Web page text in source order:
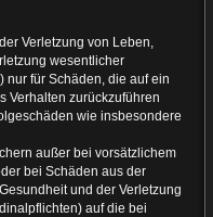
Verletzung von Leben,
wesentlicher
nur für Schäden, die auf ein
Verhalten zurückzuführen
wie insbesondere
außer bei vorsätzlichem
bei Schäden aus der
und der Verletzung
auf die bei